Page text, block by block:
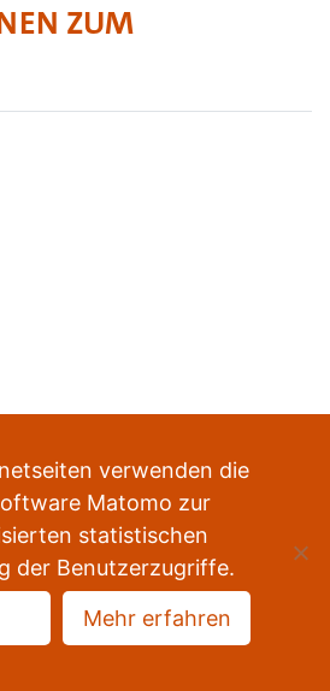
ZUM
Impressum Sitemap
nach oben
verwenden die
Matomo zur
statistischen
der Benutzerzugriffe.
Mehr erfahren